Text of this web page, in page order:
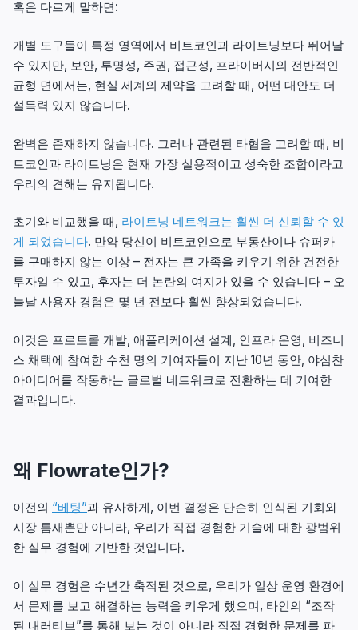
혹은 다르게 말하면:
개별 도구들이 특정 영역에서 비트코인과 라이트닝보다 뛰어날
수 있지만, 보안, 투명성, 주권, 접근성, 프라이버시의 전반적인
균형 면에서는, 현실 세계의 제약을 고려할 때, 어떤 대안도 더
설득력 있지 않습니다.
완벽은 존재하지 않습니다. 그러나 관련된 타협을 고려할 때, 비
트코인과 라이트닝은 현재 가장 실용적이고 성숙한 조합이라고
우리의 견해는 유지됩니다.
초기와 비교했을 때, 라이트닝 네트워크는 훨씬 더 신뢰할 수 있
게 되었습니다. 만약 당신이 비트코인으로 부동산이나 슈퍼카
를 구매하지 않는 이상 – 전자는 큰 가족을 키우기 위한 건전한
투자일 수 있고, 후자는 더 논란의 여지가 있을 수 있습니다 – 오
늘날 사용자 경험은 몇 년 전보다 훨씬 향상되었습니다.
이것은 프로토콜 개발, 애플리케이션 설계, 인프라 운영, 비즈니
스 채택에 참여한 수천 명의 기여자들이 지난 10년 동안, 야심찬
아이디어를 작동하는 글로벌 네트워크로 전환하는 데 기여한
결과입니다.
왜 Flowrate인가?
이전의 “베팅”과 유사하게, 이번 결정은 단순히 인식된 기회와
시장 틈새뿐만 아니라, 우리가 직접 경험한 기술에 대한 광범위
한 실무 경험에 기반한 것입니다.
이 실무 경험은 수년간 축적된 것으로, 우리가 일상 운영 환경에
서 문제를 보고 해결하는 능력을 키우게 했으며, 타인의 “조작
된 내러티브”를 통해 보는 것이 아니라 직접 경험한 문제를 파